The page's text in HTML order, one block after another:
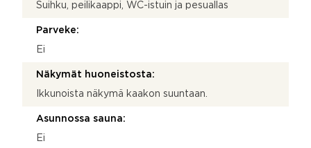
Suihku, peilikaappi, WC-istuin ja pesuallas
Parveke:
Ei
Näkymät huoneistosta:
Ikkunoista näkymä kaakon suuntaan.
Asunnossa sauna:
Ei